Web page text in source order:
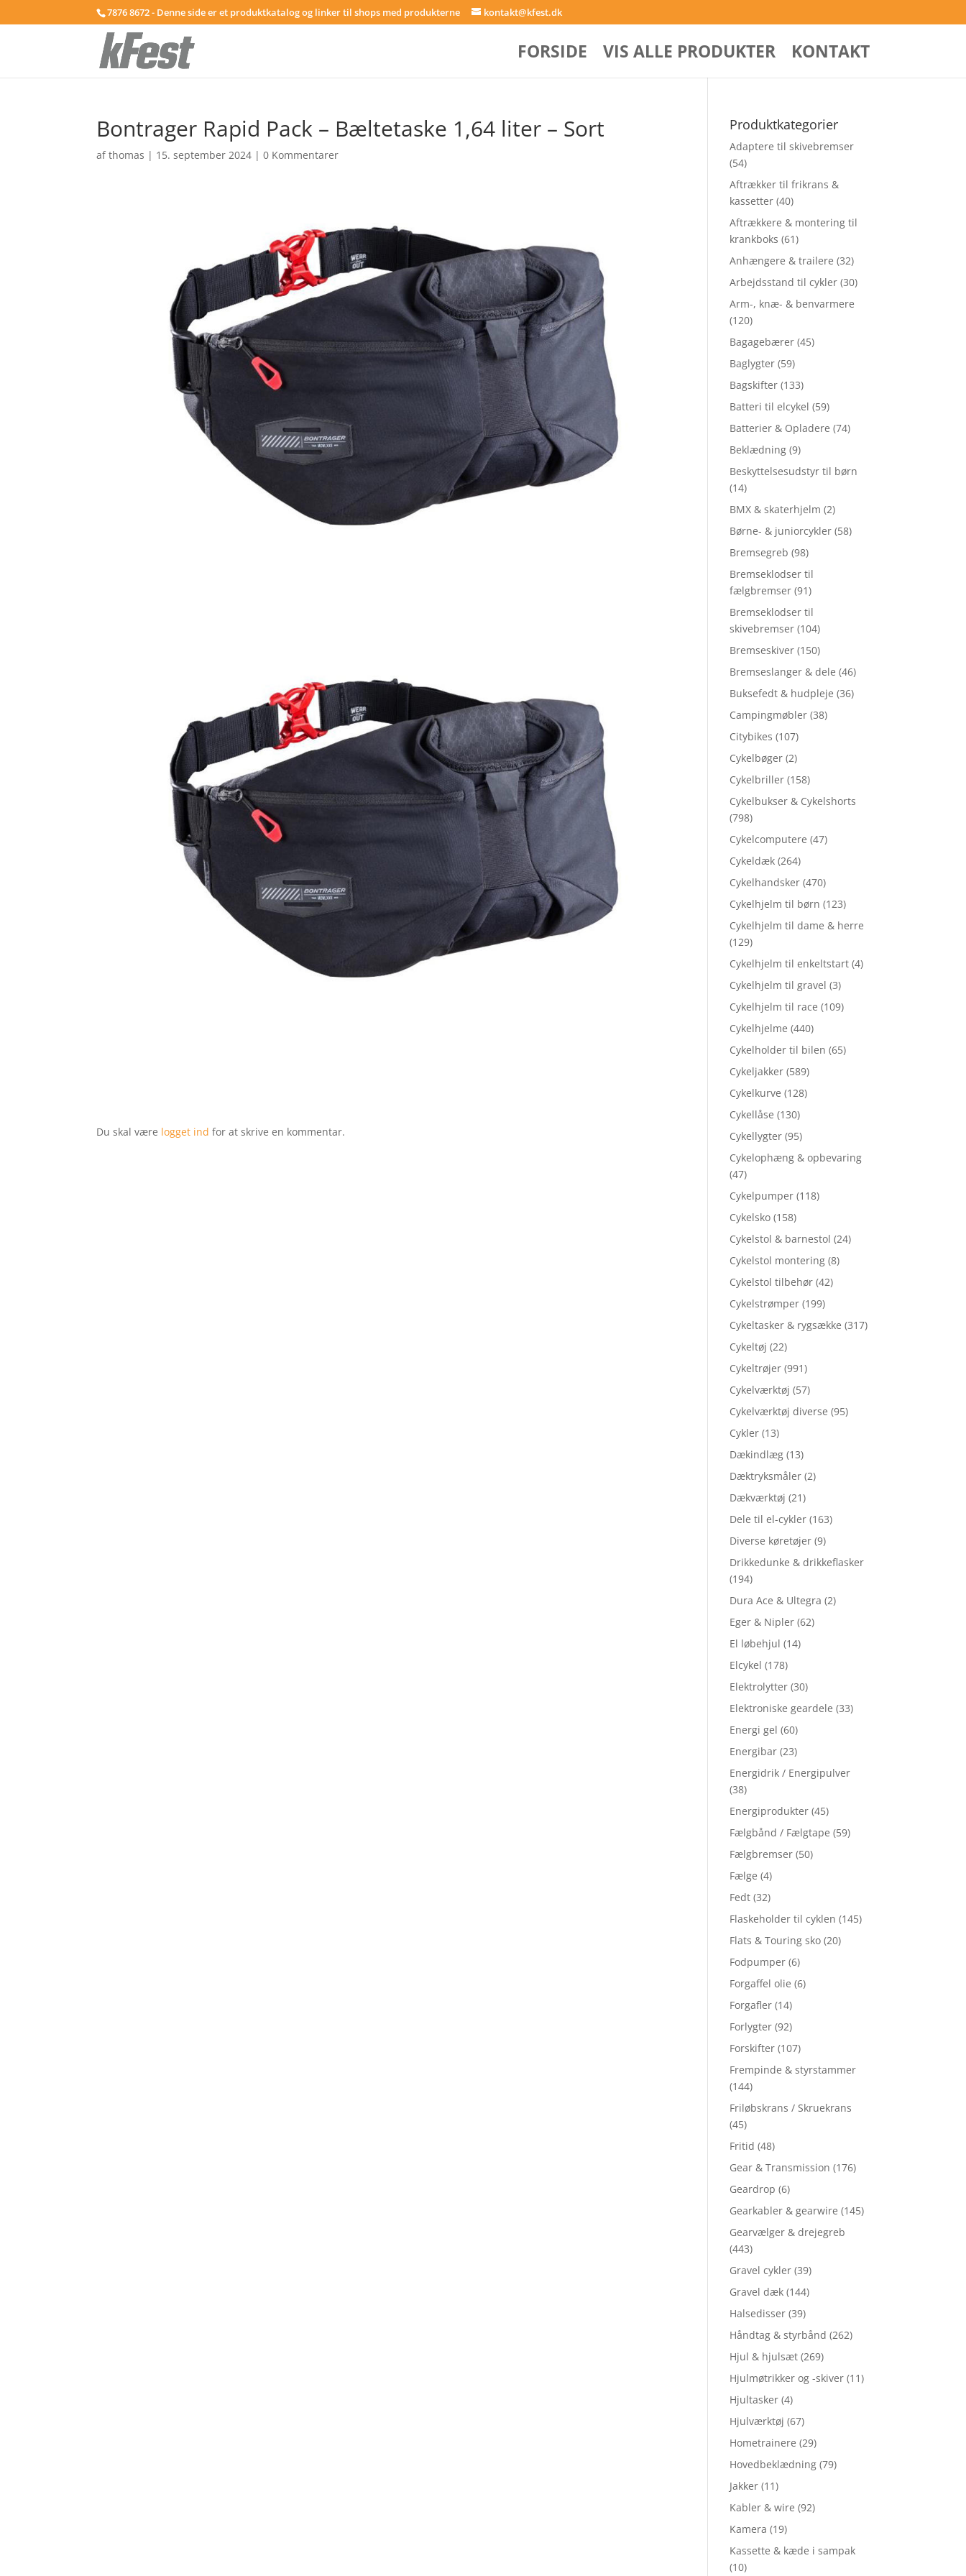
7876 8672 - Denne side er et produktkatalog og linker til shops med produkterne kontakt@kfest.dk
FORSIDE VIS ALLE PRODUKTER KONTAKT
Bontrager Rapid Pack – Bæltetaske 1,64 liter – Sort
afthomas | 15. september 2024 |0 Kommentarer
Du skal være logget ind for at skrive en kommentar.
Produktkategorier
Adaptere til skivebremser
(54)
Aftrækker til frikrans &
kassetter (40)
Aftrækkere & montering til
krankboks (61)
Anhængere & trailere (32)
Arbejdsstand til cykler (30)
Arm-, knæ- & benvarmere
(120)
Bagagebærer (45)
Baglygter (59)
Bagskifter (133)
Batteri til elcykel (59)
Batterier & Opladere (74)
Beklædning (9)
Beskyttelsesudstyr til børn
(14)
BMX & skaterhjelm (2)
Børne- & juniorcykler (58)
Bremsegreb (98)
Bremseklodser til
fælgbremser (91)
Bremseklodser til
skivebremser (104)
Bremseskiver (150)
Bremseslanger & dele (46)
Buksefedt & hudpleje (36)
Campingmøbler (38)
Citybikes (107)
Cykelbøger (2)
Cykelbriller (158)
Cykelbukser & Cykelshorts
(798)
Cykelcomputere (47)
Cykeldæk (264)
Cykelhandsker (470)
Cykelhjelm til børn (123)
Cykelhjelm til dame & herre
(129)
Cykelhjelm til enkeltstart (4)
Cykelhjelm til gravel (3)
Cykelhjelm til race (109)
Cykelhjelme (440)
Cykelholder til bilen (65)
Cykeljakker (589)
Cykelkurve (128)
Cykellåse (130)
Cykellygter (95)
Cykelophæng & opbevaring
(47)
Cykelpumper (118)
Cykelsko (158)
Cykelstol & barnestol (24)
Cykelstol montering (8)
Cykelstol tilbehør (42)
Cykelstrømper (199)
Cykeltasker & rygsække (317)
Cykeltøj (22)
Cykeltrøjer (991)
Cykelværktøj (57)
Cykelværktøj diverse (95)
Cykler (13)
Dækindlæg (13)
Dæktryksmåler (2)
Dækværktøj (21)
Dele til el-cykler (163)
Diverse køretøjer (9)
Drikkedunke & drikkeflasker
(194)
Dura Ace & Ultegra (2)
Eger & Nipler (62)
El løbehjul (14)
Elcykel (178)
Elektrolytter (30)
Elektroniske geardele (33)
Energi gel (60)
Energibar (23)
Energidrik / Energipulver
(38)
Energiprodukter (45)
Fælgbånd / Fælgtape (59)
Fælgbremser (50)
Fælge (4)
Fedt (32)
Flaskeholder til cyklen (145)
Flats & Touring sko (20)
Fodpumper (6)
Forgaffel olie (6)
Forgafler (14)
Forlygter (92)
Forskifter (107)
Frempinde & styrstammer
(144)
Friløbskrans / Skruekrans
(45)
Fritid (48)
Gear & Transmission (176)
Geardrop (6)
Gearkabler & gearwire (145)
Gearvælger & drejegreb
(443)
Gravel cykler (39)
Gravel dæk (144)
Halsedisser (39)
Håndtag & styrbånd (262)
Hjul & hjulsæt (269)
Hjulmøtrikker og -skiver (11)
Hjultasker (4)
Hjulværktøj (67)
Hometrainere (29)
Hovedbeklædning (79)
Jakker (11)
Kabler & wire (92)
Kamera (19)
Kassette & kæde i sampak
(10)